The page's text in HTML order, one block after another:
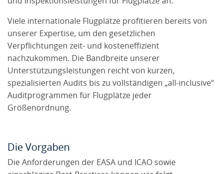
Viele internationale Flugplätze profitieren bereits von
unserer Expertise, um den gesetzlichen
Verpflichtungen zeit- und kosteneffizient
nachzukommen. Die Bandbreite unserer
Unterstützungsleistungen reicht von kurzen,
spezialisierten Audits bis zu vollständigen „all-inclusive“
Auditprogrammen für Flugplätze jeder
Größenordnung.
Die Vorgaben
Die Anforderungen der EASA und ICAO sowie